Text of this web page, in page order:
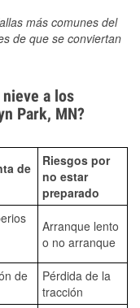
más comunes del
de que se conviertan
a los
Park, MN?
de
Riesgos por
no estar
preparado
Arranque lento
o no arranque
de
Pérdida de la
tracción